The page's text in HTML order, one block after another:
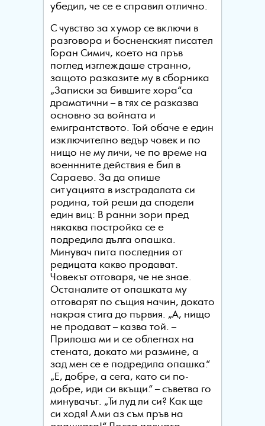
убедил, че се е справил отлично.
С чувство за хумор се включи в
разговора и босненският писател
Горан Симич, което на пръв
поглед изглеждаше странно,
защото разказите му в сборника
„Записки за бившите хора“са
драматични – в тях се разказва
основно за войната и
емигрантството. Той обаче е един
изключително ведър човек и по
нищо не му личи, че по време на
военнните действия е бил в
Сараево. За да опише
ситуацията в изстрадалата си
родина, той реши да сподели
един виц: В ранни зори пред
някаква постройка се е
подредила дълга опашка.
Минувач пита последния от
редицата какво продават.
Човекът отговаря, че не знае.
Останалите от опашката му
отговарят по същия начин, докато
накрая стига до първия. „А, нищо
не продават – казва той. –
Прилоша ми и се облегнах на
стената, докато ми размине, а
зад мен се е подредила опашка.“
„Е, добре, а сега, като си по-
добре, иди си вкъщи.“ – съветва го
минувачът. „Ти луд ли си? Как ще
си ходя! Ами аз съм пръв на